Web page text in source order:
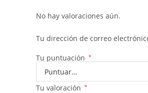
No hay valoraciones aún.
Tu dirección de correo
Tu puntuación *
Tu valoración *